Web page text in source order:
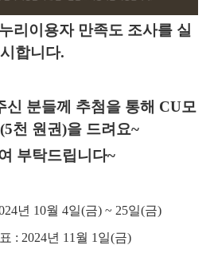
리이용자 만족도 조사를 실
시합니다.
신 분들께 추첨을 통해 CU모
천 원권)을 드려요~
부탁드립니다~
년 10월 4일(금) ~ 25일(금)
: 2024년 11월 1일(금)